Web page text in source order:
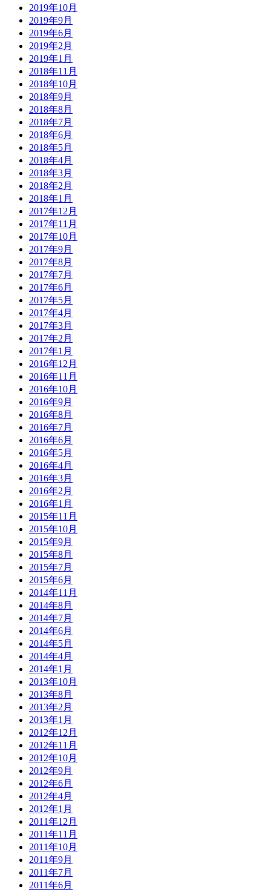
2019年10月
2019年9月
2019年6月
2019年2月
2019年1月
2018年11月
2018年10月
2018年9月
2018年8月
2018年7月
2018年6月
2018年5月
2018年4月
2018年3月
2018年2月
2018年1月
2017年12月
2017年11月
2017年10月
2017年9月
2017年8月
2017年7月
2017年6月
2017年5月
2017年4月
2017年3月
2017年2月
2017年1月
2016年12月
2016年11月
2016年10月
2016年9月
2016年8月
2016年7月
2016年6月
2016年5月
2016年4月
2016年3月
2016年2月
2016年1月
2015年11月
2015年10月
2015年9月
2015年8月
2015年7月
2015年6月
2014年11月
2014年8月
2014年7月
2014年6月
2014年5月
2014年4月
2014年1月
2013年10月
2013年8月
2013年2月
2013年1月
2012年12月
2012年11月
2012年10月
2012年9月
2012年6月
2012年4月
2012年1月
2011年12月
2011年11月
2011年10月
2011年9月
2011年7月
2011年6月